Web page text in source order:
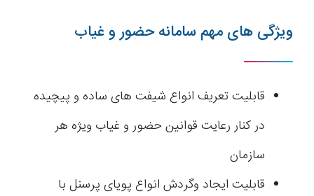
ویژگی های مهم سامانه حضور و غیاب
قابلیت تعریف انواع شیفت های ساده و پیچیده
در کنار رعایت قوانین حضور و غیاب ویژه هر
سازمان
قابلیت ایجاد وگردش انواع پویای پرسنل با